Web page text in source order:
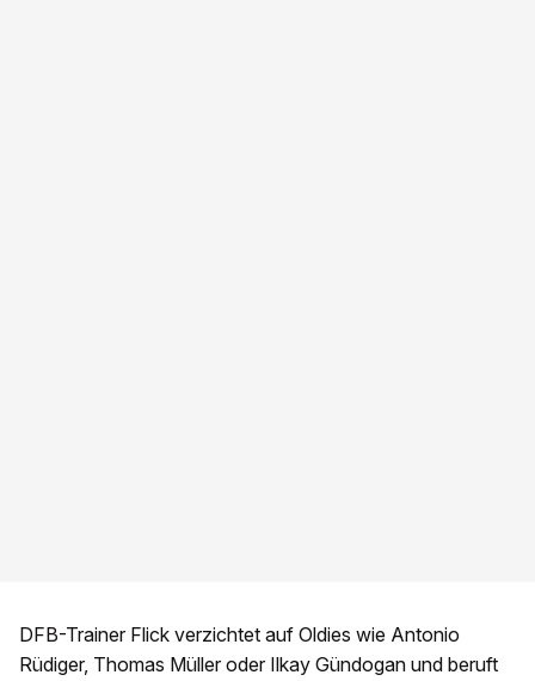
DFB-Trainer Flick verzichtet auf Oldies wie Antonio
Rüdiger, Thomas Müller oder Ilkay Gündogan und beruft